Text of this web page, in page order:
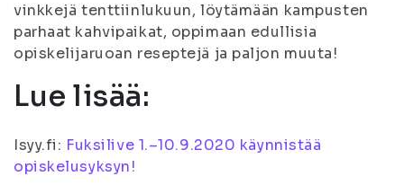
vinkkejä tenttiinlukuun, löytämään kampusten
parhaat kahvipaikat, oppimaan edullisia
opiskelijaruoan reseptejä ja paljon muuta!
Lue lisää:
Isyy.fi: Fuksilive 1.–10.9.2020 käynnistää
opiskelusyksyn!